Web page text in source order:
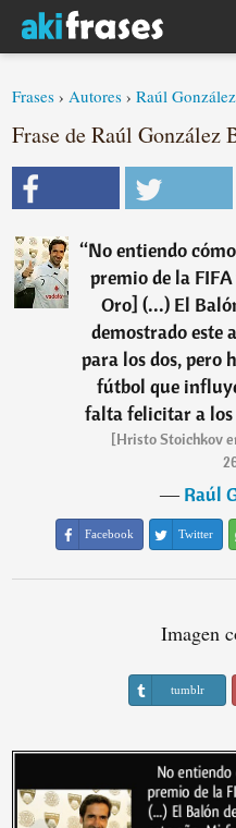
Frases ›Autores ›Raúl
Frase de Raúl González
“No entiendo
premio de la
Oro] (...) El
demostrado este
para los dos, pero
fútbol que
falta felicitar a los
[Hristo Stoichkov
―Raúl
Facebook Twitter
Imagen
tumblr